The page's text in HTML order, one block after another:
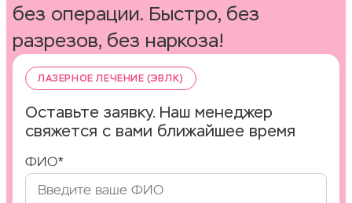
без операции. Быстро, без
разрезов, без наркоза!
ЛАЗЕРНОЕ ЛЕЧЕНИЕ (ЭВЛК)
Оставьте заявку. Наш менеджер
свяжется с вами ближайшее время
ФИО*